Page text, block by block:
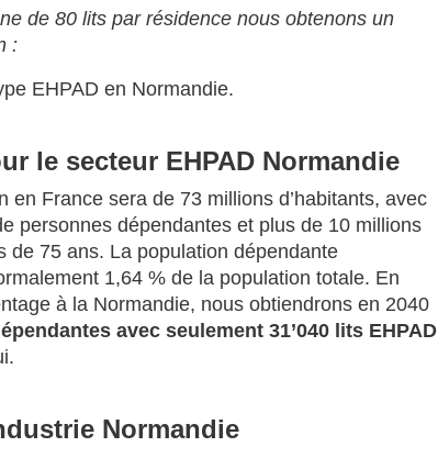
de 80 lits par résidence nous obtenons un
:
EHPAD en Normandie.
le secteur EHPAD Normandie
en France sera de 73 millions d’habitants, avec
personnes dépendantes et plus de 10 millions
de 75 ans. La population dépendante
1,64 % de la population totale. En
à la Normandie, nous obtiendrons en 2040
avec seulement 31’040 lits EHPAD
Normandie